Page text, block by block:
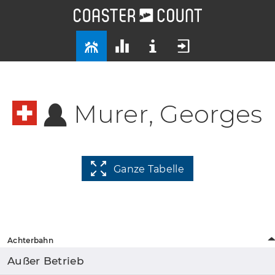
Murer, Georges
Ganze Tabelle
Achterbahn
Außer Betrieb